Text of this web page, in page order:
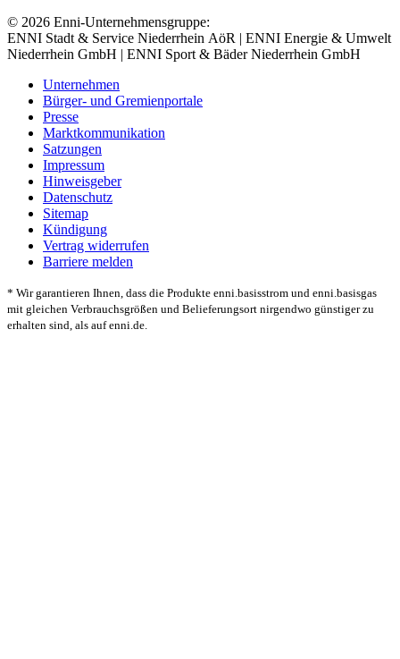
© 2026 Enni-Unternehmensgruppe:
ENNI Stadt & Service Niederrhein AöR | ENNI Energie & Umwelt
Niederrhein GmbH | ENNI Sport & Bäder Niederrhein GmbH
Unternehmen
Bürger- und Gremienportale
Presse
Marktkommunikation
Satzungen
Impressum
Hinweisgeber
Datenschutz
Sitemap
Kündigung
Vertrag widerrufen
Barriere melden
* Wir garantieren Ihnen, dass die Produkte enni.basisstrom und enni.basisgas
mit gleichen Verbrauchsgrößen und Belieferungsort nirgendwo günstiger zu
erhalten sind, als auf enni.de.